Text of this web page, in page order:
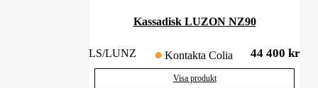
Kassadisk LUZON NZ90
LS/LUNZ Kontakta Colia 44 400 kr
Visa produkt